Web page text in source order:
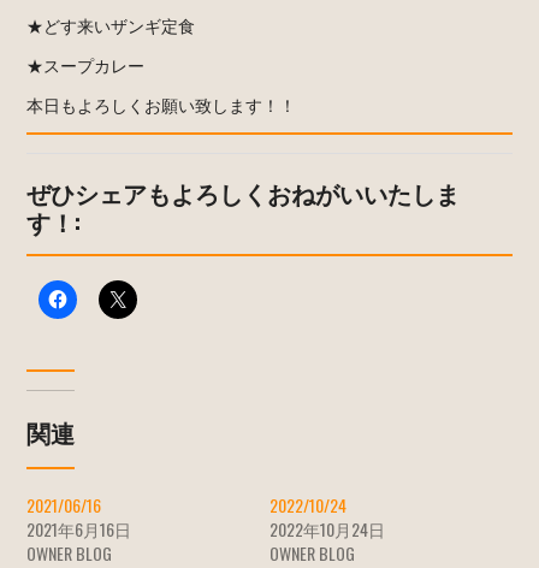
★どす来いザンギ定食
★スープカレー
本日もよろしくお願い致します！！
ぜひシェアもよろしくおねがいいたしま
す！:
関連
2021/06/16
2021年6月16日
OWNER BLOG
2022/10/24
2022年10月24日
OWNER BLOG